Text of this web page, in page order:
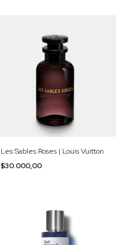
Les Sables Roses | Louis Vuitton
$30.000,00